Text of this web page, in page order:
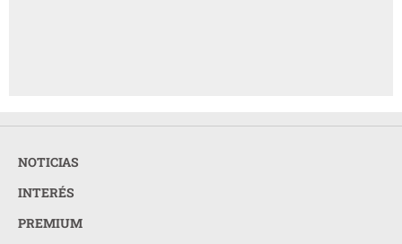
NOTICIAS
INTERÉS
PREMIUM